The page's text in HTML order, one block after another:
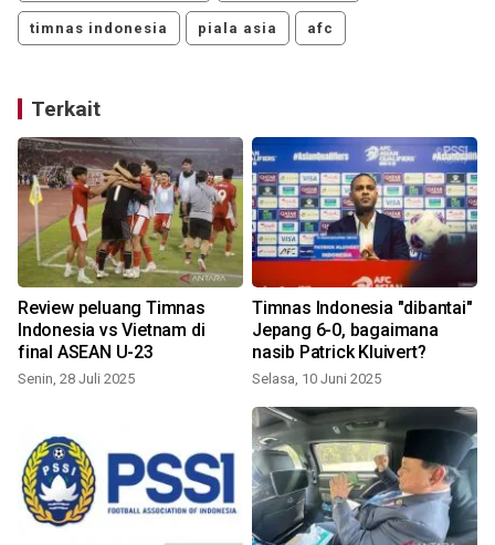
timnas indonesia piala asia afc
Terkait
Review peluang Timnas
Indonesia vs Vietnam di
final ASEAN U-23
Senin, 28 Juli 2025
Timnas Indonesia "dibantai"
Jepang 6-0, bagaimana
nasib Patrick Kluivert?
Selasa, 10 Juni 2025